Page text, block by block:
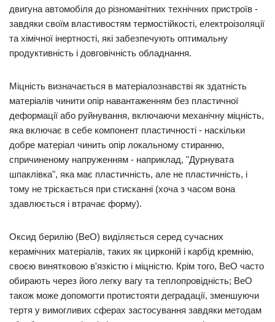
двигуна автомобіля до різноманітних технічних пристроїв -
завдяки своїм властивостям термостійкості, електроізоляції
та хімічної інертності, які забезпечують оптимальну
продуктивність і довговічність обладнання.
Міцність визначається в матеріалознавстві як здатність
матеріалів чинити опір навантаженням без пластичної
деформації або руйнування, включаючи механічну міцність,
яка включає в себе компонент пластичності - наскільки
добре матеріал чинить опір локальному стиранню,
спричиненому напруженням - наприклад, "Дурнувата
шпаклівка", яка має пластичність, але не пластичність, і
тому не тріскається при стисканні (хоча з часом вона
здавлюється і втрачає форму).
Оксид берилію (BeO) виділяється серед сучасних
керамічних матеріалів, таких як цирконій і карбід кремнію,
своєю винятковою в'язкістю і міцністю. Крім того, BeO часто
обирають через його легку вагу та теплопровідність; BeO
також може допомогти протистояти деградації, зменшуючи
тертя у вимогливих сферах застосування завдяки методам